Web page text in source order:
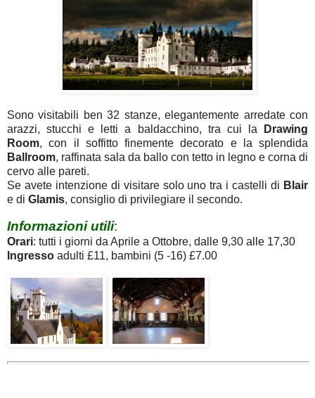
Sono visitabili ben 32 stanze, elegantemente arredate con
arazzi, stucchi e letti a baldacchino, tra cui la
Drawing
Room, con il soffitto finemente decorato e la splendida
Ballroom, raffinata sala da ballo con tetto in legno e corna di
cervo alle pareti.
Se avete intenzione di visitare solo uno tra i castelli di Blair
e di Glamis, consiglio di privilegiare il secondo.
Informazioni utili:
Orari: tutti i giorni da Aprile a Ottobre, dalle 9,30 alle 17,30
Ingresso adulti £11, bambini (5 -16) £7.00